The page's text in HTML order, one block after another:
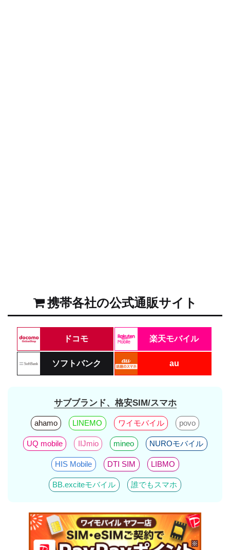
携帯各社の公式通販サイト
ドコモ 楽天モバイル
ソフトバンク au
サブブランド、格安SIM/スマホ
ahamo LINEMO ワイモバイル povo
UQ mobile IIJmio mineo NUROモバイル
HIS Mobile DTI SIM LIBMO
BB.exciteモバイル 誰でもスマホ